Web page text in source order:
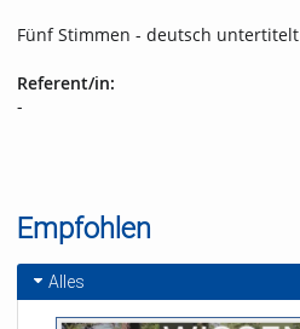
Fünf Stimmen - deutsch untertitelt
Referent/in:
-
Empfohlen
Alles